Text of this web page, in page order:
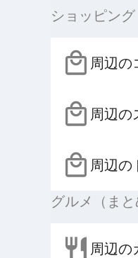
ショッピング
周辺の
周辺の
周辺の
グルメ（まと
周辺の